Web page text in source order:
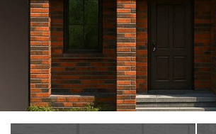
Галерея объектов
Контакты